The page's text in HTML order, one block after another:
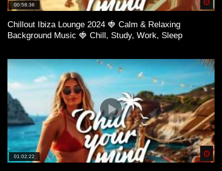
00:58:36
Chillout Ibiza Lounge 2024 🍓 Calm & Relaxing
Background Music 🍓 Chill, Study, Work, Sleep
01:02:22